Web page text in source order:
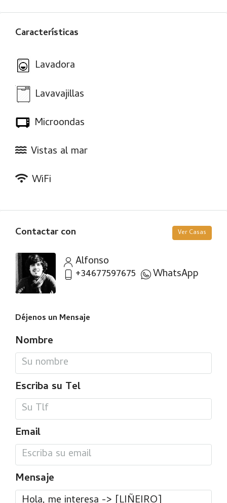
Características
Lavadora
Lavavajillas
Microondas
Vistas al mar
WiFi
Contactar con Ver Casas
Alfonso
+34677597675 WhatsApp
Déjenos un Mensaje
Nombre
Escriba su Tel
Email
Mensaje